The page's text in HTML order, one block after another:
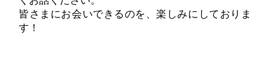
皆さまにお会いできるのを、楽しみにしておりま
す！